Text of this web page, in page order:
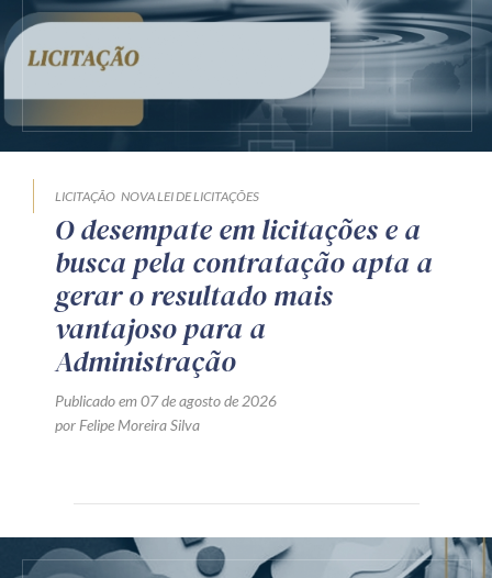
LICITAÇÃO NOVA LEI DE LICITAÇÕES
O desempate em licitações e a
busca pela contratação apta a
gerar o resultado mais
vantajoso para a
Administração
Publicado em 07 de agosto de 2026
por Felipe Moreira Silva